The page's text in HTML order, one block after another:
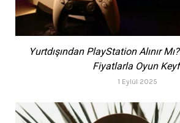
Yurtdışından PlayStation Alınır
Fiyatlarla Oyun
1 Eylül 2025